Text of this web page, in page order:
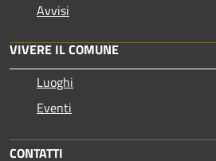
Avvisi
VIVERE IL COMUNE
Luoghi
Eventi
CONTATTI